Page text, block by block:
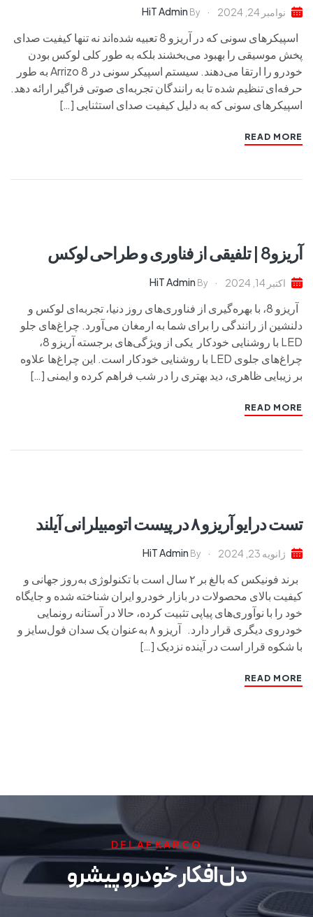
نوامبر 24, 2024 By
HiT Admin
اسپیکرهای سونی که در آریزو 8 تعبیه شده‌اند نه تنها کیفیت صدای
پخش موسیقی را بهبود می‌بخشند بلکه به طور کلی لوکس بودن
خودرو را ارتقا می‌دهند. سیستم اسپیکر سونی در Arrizo 8 به طور
حرفه‌ای تنظیم شده تا به رانندگان تجربه‌ای صوتی فراگیر ارائه دهد.
اسپیکرهای سونی که به دلیل کیفیت صدای استثنایی […]
READ MORE
آریزو8 | تلفیقی از فناوری و طراحی لوکس
اکتبر 14, 2024 By
HiT Admin
آریزو 8، با بهره‌گیری از فناوری‌های روز دنیا، تجربه‌ای لوکس و
دلنشین از رانندگی را برای شما به ارمغان می‌آورد. چراغ‌های جلو
LED با روشنایی خودکار یکی از ویژگی‌های برجسته آریزو 8،
چراغ‌های جلوی LED با روشنایی خودکار است. این چراغ‌ها علاوه
بر زیبایی ظاهری، دید بهتری را در شب فراهم کرده و ایمنی […]
READ MORE
تست درایو آریزو ۸ در پیست اتومبیلرانی آیلند
ژانویه 23, 2024 By
HiT Admin
برند فونیکس که بالغ بر ۲ سال است با تکنولوژی به‌روز جهانی و
کیفیت بالای محصولات در بازار خودرو ایران شناخته شده و جایگاه
خود را با نوآوری‌های پیاپی تثبیت کرده، حالا در آستانه رونمایی
خودروی دیگری قرار دارد. آریزو ۸ به‌عنوان یک سدان فول‌سایز و
با شکوه قرار است در آینده نزدیک […]
READ MORE
DELAFKARCO
دل افکار خودرو پیشرو